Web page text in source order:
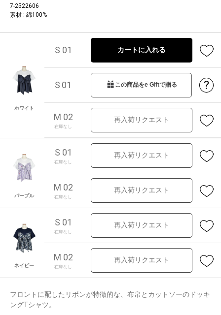
7-2522606
素材 : 綿100%
ホワイト
S 01 カートに入れる
S 01 この商品をe Giftで贈る ?
M 02
在庫なし
再入荷リクエスト
パープル
S 01
在庫なし
再入荷リクエスト
M 02
在庫なし
再入荷リクエスト
ネイビー
S 01
在庫なし
再入荷リクエスト
M 02
在庫なし
再入荷リクエスト
フロントに配したリボンが特徴的な、布帛とカットソーのドッキ
ングTシャツ。